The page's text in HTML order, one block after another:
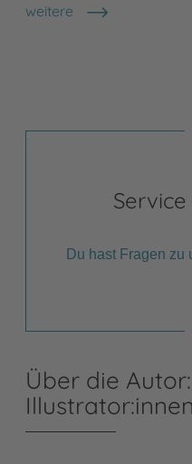
weitere
Shops anzeigen
Du hast Fragen zu
Über die
Illustrator:innen